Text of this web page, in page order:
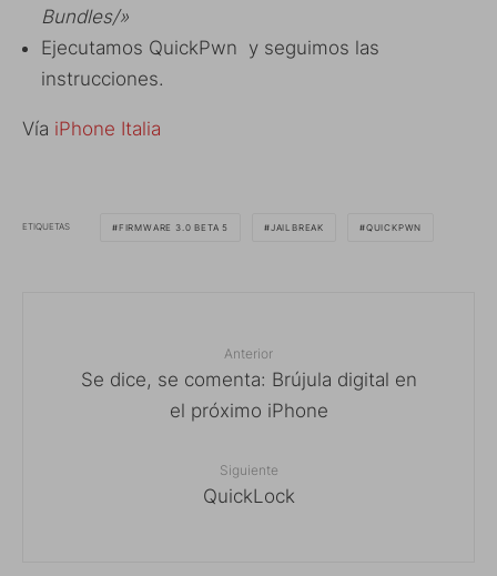
Bundles/»
Ejecutamos QuickPwn y seguimos las
instrucciones.
Vía iPhone Italia
ETIQUETAS FIRMWARE 3.0 BETA 5 JAILBREAK QUICKPWN
Anterior
Se dice, se comenta: Brújula digital en
el próximo iPhone
Siguiente
QuickLock